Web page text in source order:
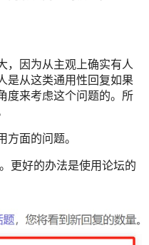
，因为从主观上确实有人
是从这类通用性回复如果
度来考虑这个问题的。所
方面的问题。
更好的办法是使用论坛的